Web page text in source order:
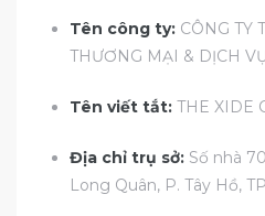
Tên công ty: CÔNG TY
THƯƠNG MẠI & DỊCH
Tên viết tắt: THE XIDE
Địa chỉ trụ sở: Số nhà
Long Quân, P. Tây Hồ,